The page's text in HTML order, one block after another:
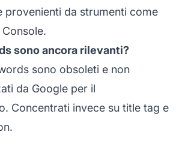
provenienti da strumenti come
sono ancora rilevanti?
sono obsoleti e non
da Google per il
Concentrati invece su title tag e